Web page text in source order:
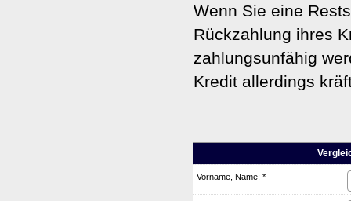
Wenn Sie eine
Rückzahlung ihres
zahlungsunfähig
Kredit allerdings
Vorname, Name: *